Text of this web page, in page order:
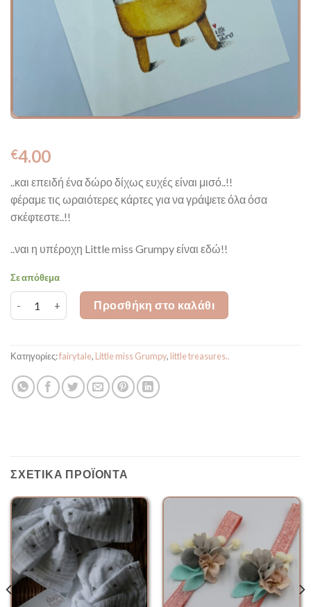
€4.00
..και επειδή ένα δώρο δίχως ευχές είναι μισό..!!
φέραμε τις ωραιότερες κάρτες για να γράψετε όλα όσα
σκέφτεστε..!!
..ναι η υπέροχη Little miss Grumpy είναι εδώ!!
Σε απόθεμα
ευχαριστώ που υπάρχεις ποσότητα
Προσθήκη στο καλάθι
Κατηγορίες:fairytale, Little miss Grumpy, little treasures..
ΣΧΕΤΙΚΆ ΠΡΟΪΌΝΤΑ